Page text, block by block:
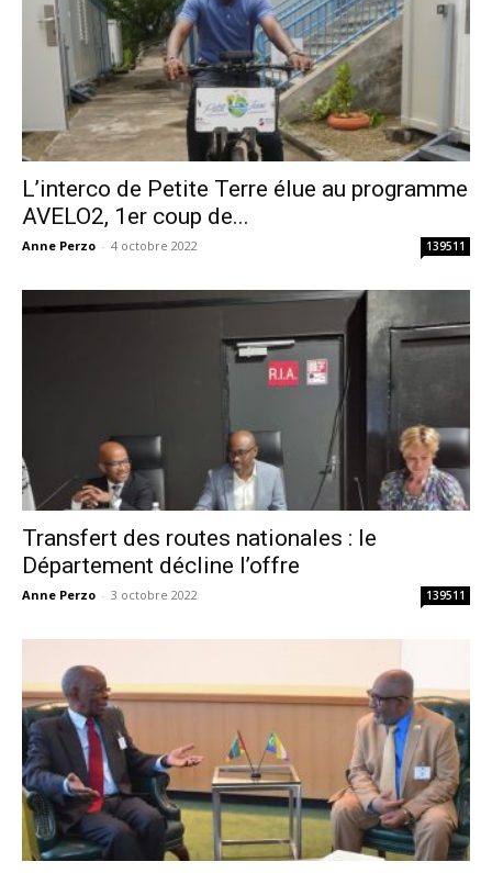
L’interco de Petite Terre élue au programme
AVELO2, 1er coup de...
Anne Perzo - 4 octobre 2022 139511
Transfert des routes nationales : le
Département décline l’offre
Anne Perzo - 3 octobre 2022 139511